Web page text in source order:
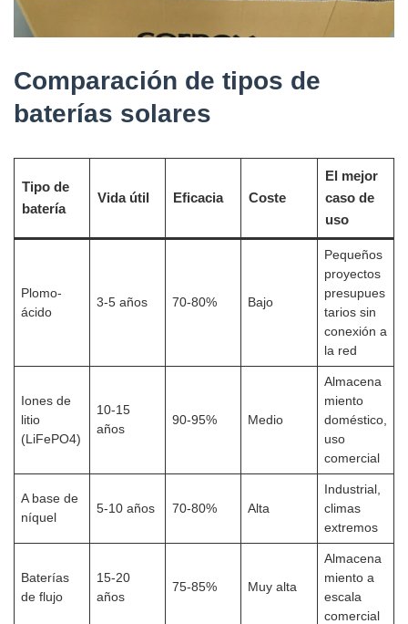
Comparación de tipos de
baterías solares
Tipo de
batería
Vida útil Eficacia Coste
El mejor
caso de
uso
Plomo-
ácido
3-5 años 70-80% Bajo
Pequeños
proyectos
presupues
tarios sin
conexión a
la red
Iones de
litio
(LiFePO4)
10-15
años
90-95% Medio
Almacena
miento
doméstico,
uso
comercial
A base de
níquel
5-10 años 70-80% Alta
Industrial,
climas
extremos
Baterías
de flujo
15-20
años
75-85% Muy alta
Almacena
miento a
escala
comercial